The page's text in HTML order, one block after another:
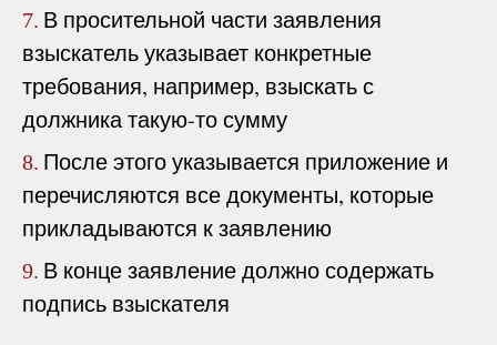
7. В просительной части заявления
взыскатель указывает конкретные
требования, например, взыскать с
должника такую-то сумму
8. После этого указывается приложение и
перечисляются все документы, которые
прикладываются к заявлению
9. В конце заявление должно содержать
подпись взыскателя